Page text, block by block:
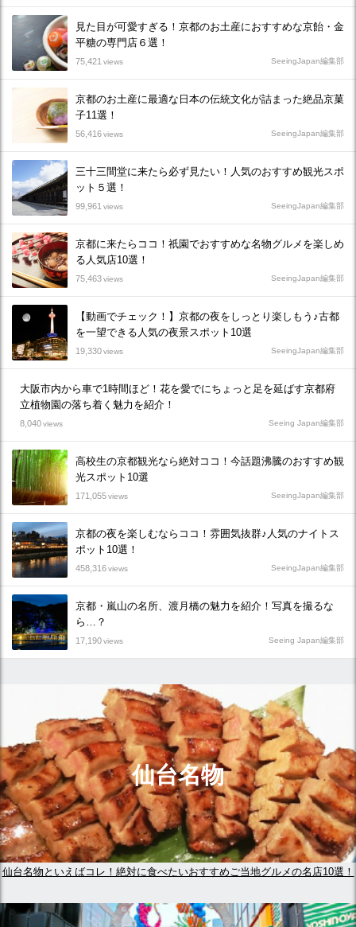
見た目が可愛すぎる！京都のお土産におすすめな京飴・金
平糖の専門店６選！
75,421 views SeeingJapan編集部
京都のお土産に最適な日本の伝統文化が詰まった絶品京菓
子11選！
56,416views SeeingJapan編集部
三十三間堂に来たら必ず見たい！人気のおすすめ観光スポ
ット５選！
99,961 views SeeingJapan編集部
京都に来たらココ！祇園でおすすめな名物グルメを楽しめ
る人気店10選！
75,463views SeeingJapan編集部
【動画でチェック！】京都の夜をしっとり楽しもう♪古都
を一望できる人気の夜景スポット10選
19,330views SeeingJapan編集部
大阪市内から車で1時間ほど！花を愛でにちょっと足を延ばす京都府
立植物園の落ち着く魅力を紹介！
8,040views Seeing Japan編集部
高校生の京都観光なら絶対ココ！今話題沸騰のおすすめ観
光スポット10選
171,055views SeeingJapan編集部
京都の夜を楽しむならココ！雰囲気抜群♪人気のナイトス
ポット10選！
458,316views SeeingJapan編集部
京都・嵐山の名所、渡月橋の魅力を紹介！写真を撮るな
ら…？
17,190views Seeing Japan編集部
仙台名物
仙台名物といえばコレ！絶対に食べたいおすすめご当地グルメの名店10選！